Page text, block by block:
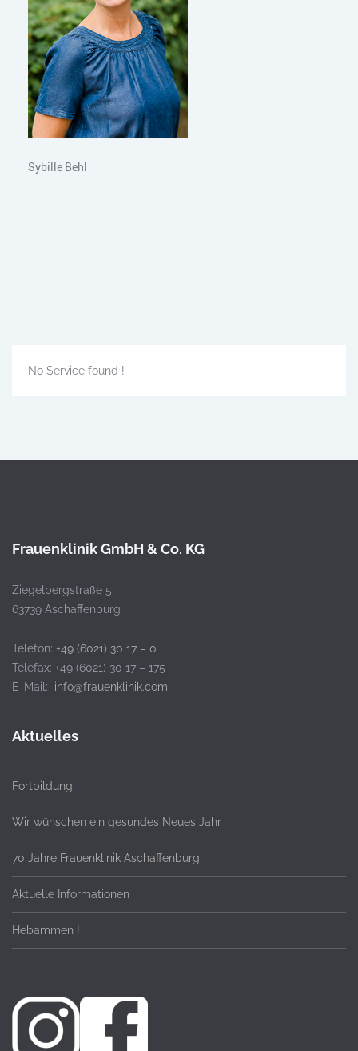
Sybille Behl
No Service found !
Frauenklinik GmbH & Co. KG
Ziegelbergstraße 5
63739 Aschaffenburg
Telefon: +49 (6021) 30 17 – 0
Telefax: +49 (6021) 30 17 – 175
E-Mail: info@frauenklinik.com
Aktuelles
Fortbildung
Wir wünschen ein gesundes Neues Jahr
70 Jahre Frauenklinik Aschaffenburg
Aktuelle Informationen
Hebammen !